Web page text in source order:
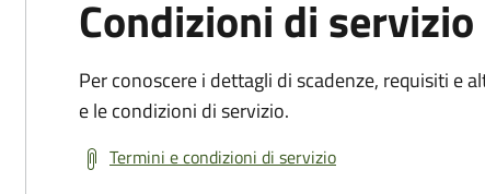
Condizioni di servizio
Per conoscere i dettagli di scadenze, requisiti e
e le condizioni di servizio.
Termini e condizioni di servizio